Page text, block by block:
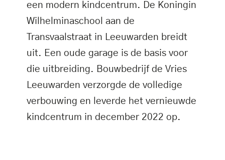
een modern kindcentrum. De Koningin
Wilhelminaschool aan de
Transvaalstraat in Leeuwarden breidt
uit. Een oude garage is de basis voor
die uitbreiding. Bouwbedrijf de Vries
Leeuwarden verzorgde de volledige
verbouwing en leverde het vernieuwde
kindcentrum in december 2022 op.